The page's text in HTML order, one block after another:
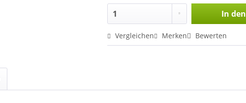
In den
Vergleichen Merken Bewerten